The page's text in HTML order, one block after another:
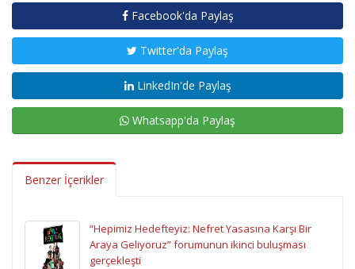
Facebook'da Paylaş
Twitter'da Paylaş
LinkedIn'de Paylaş
Whatsapp'da Paylaş
Benzer İçerikler
“Hepimiz Hedefteyiz: Nefret Yasasına Karşı Bir
Araya Geliyoruz” forumunun ikinci buluşması
gerçekleşti